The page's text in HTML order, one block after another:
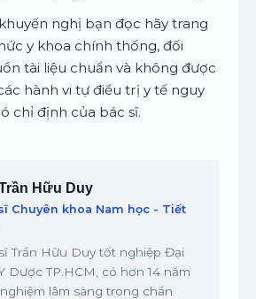
nghị bạn đọc hãy trang
y khoa chính thống, đối
tài liệu chuẩn và không được
hành vi tự điều trị y tế nguy
chỉ định của bác sĩ.
Hữu Duy
Chuyên khoa Nam học - Tiết
Trần Hữu Duy tốt nghiệp Đại
Dược TP.HCM, có hơn 14 năm
lâm sàng trong chẩn